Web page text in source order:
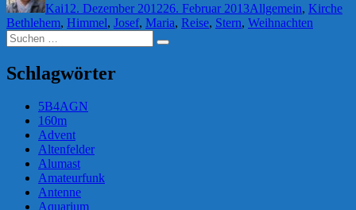
sich
am
Kai12. Dezember 201226. Februar 2013Allgemein, Kirche
Bethlehem, Himmel, Josef, Maria, Reise, Stern, Weihnachten
Suchen
nach:
Suchen
Schlagwörter
5B4AGN
160m
Advent
Altenfelder
Alumast
Amateurfunk
Antenne
Aquarium